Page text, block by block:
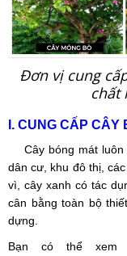
Đơn vị cung
chất
I. CUNG CẤP CÂY
Cây bóng mát luôn
dân cư, khu đô thị,
vì, cây xanh có tác
cân bằng toàn bộ
dựng.
Bạn có thể xem